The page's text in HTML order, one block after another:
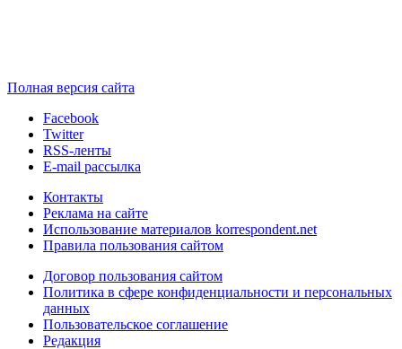
Полная версия сайта
Facebook
Twitter
RSS-ленты
E-mail рассылка
Контакты
Реклама на сайте
Использование материалов korrespondent.net
Правила пользования сайтом
Договор пользования сайтом
Политика в сфере конфиденциальности и персональных
данных
Пользовательское соглашение
Редакция